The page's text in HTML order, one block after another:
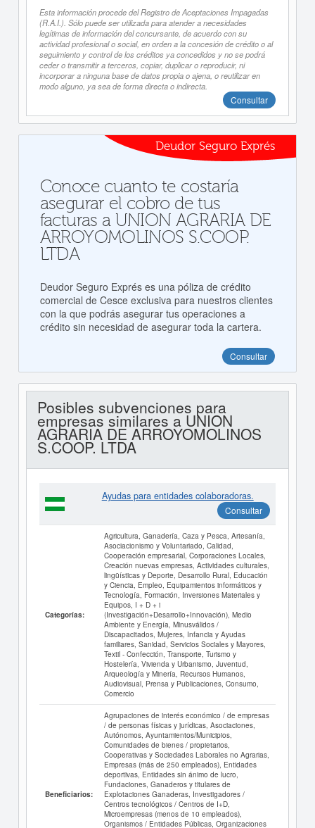
Esta información procede del Registro de Aceptaciones Impagadas
(R.A.I.). Sólo puede ser utilizada para atender a necesidades
legítimas de información del concursante, de acuerdo con su
actividad profesional o social, en orden a la concesión de crédito o al
seguimiento y control de los créditos ya concedidos y no se podrá
ceder o transmitir a terceros, copiar, duplicar o reproducir, ni
incorporar a ninguna base de datos propia o ajena, o reutilizar en
modo alguno, ya sea de forma directa o indirecta.
Consultar
Deudor Seguro Exprés
Conoce cuanto te costaría
asegurar el cobro de tus
facturas a UNION AGRARIA DE
ARROYOMOLINOS S.COOP.
LTDA
Deudor Seguro Exprés es una póliza de crédito
comercial de Cesce exclusiva para nuestros clientes
con la que podrás asegurar tus operaciones a
crédito sin necesidad de asegurar toda la cartera.
Consultar
Posibles subvenciones para
empresas similares a UNION
AGRARIA DE ARROYOMOLINOS
S.COOP. LTDA
Ayudas para entidades colaboradoras.
Consultar
Categorías:
Agricultura, Ganadería, Caza y Pesca, Artesanía,
Asociacionismo y Voluntariado, Calidad,
Cooperación empresarial, Corporaciones Locales,
Creación nuevas empresas, Actividades culturales,
lingüísticas y Deporte, Desarrollo Rural, Educación
y Ciencia, Empleo, Equipamientos informáticos y
Tecnología, Formación, Inversiones Materiales y
Equipos, I + D + i
(Investigación+Desarrollo+Innovación), Medio
Ambiente y Energía, Minusválidos /
Discapacitados, Mujeres, Infancia y Ayudas
familiares, Sanidad, Servicios Sociales y Mayores,
Textil - Confección, Transporte, Turismo y
Hostelería, Vivienda y Urbanismo, Juventud,
Arqueología y Minería, Recursos Humanos,
Audiovisual, Prensa y Publicaciones, Consumo,
Comercio
Beneficiarios:
Agrupaciones de interés económico / de empresas
/ de personas físicas y jurídicas, Asociaciones,
Autónomos, Ayuntamientos/Municipios,
Comunidades de bienes / propietarios,
Cooperativas y Sociedades Laborales no Agrarias,
Empresas (más de 250 empleados), Entidades
deportivas, Entidades sin ánimo de lucro,
Fundaciones, Ganaderos y titulares de
Explotaciones Ganaderas, Investigadores /
Centros tecnológicos / Centros de I+D,
Microempresas (menos de 10 empleados),
Organismos / Entidades Públicas, Organizaciones